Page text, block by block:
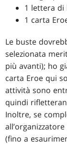
1 lettera di
1 carta
Le buste
selezionata
più avanti); ho
carta Eroe qui
attività sono
quindi
Inoltre, se
(fino a